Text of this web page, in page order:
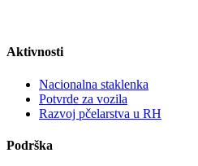
Aktivnosti
Nacionalna staklenka
Potvrde za vozila
Razvoj pčelarstva u RH
Podrška